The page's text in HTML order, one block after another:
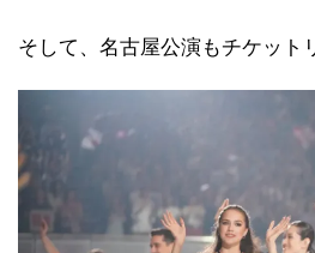
そして、名古屋公演もチケット